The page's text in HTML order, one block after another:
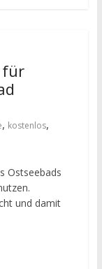
für
, kostenlos,
Ostseebads
und damit